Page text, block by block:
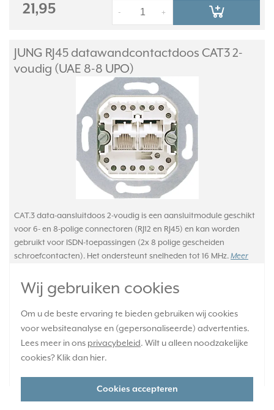
Wij gebruiken cookies
Om u de beste ervaring te bieden gebruiken wij cookies
voor websiteanalyse en (gepersonaliseerde) advertenties.
Lees meer in ons privacybeleid. Wilt u alleen noodzakelijke
cookies? Klik dan hier.
Cookies accepteren
21,95 +
-
JUNG RJ45 datawandcontactdoos CAT3 2-
voudig (UAE 8-8 UPO)
CAT.3 data-aansluitdoos 2-voudig is een aansluitmodule geschikt
voor 6- en 8-polige connectoren (RJ12 en RJ45) en kan worden
gebruikt voor ISDN-toepassingen (2x 8 polige gescheiden
schroefcontacten). Het ondersteunt snelheden tot 16 MHz. Meer
Verwachte levertijd:
1-2 weken
Huidige voorraad:
0 stuk(s)
32,95